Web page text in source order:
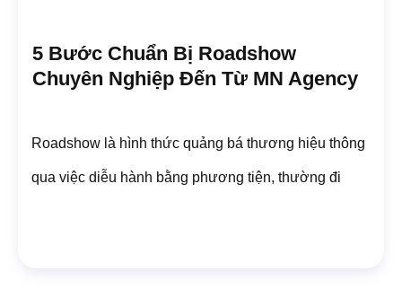
5 Bước Chuẩn Bị Roadshow
Chuyên Nghiệp Đến Từ MN Agency
Roadshow là hình thức quảng bá thương hiệu thông
qua việc diễu hành bằng phương tiện, thường đi